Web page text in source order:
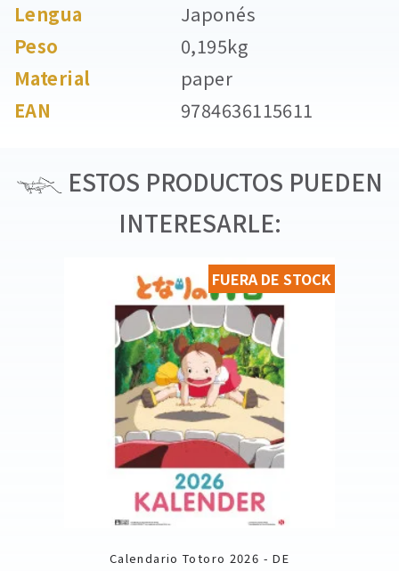
Lengua
Japonés
Peso
0,195kg
Material
paper
EAN
9784636115611
ESTOS PRODUCTOS PUEDEN
INTERESARLE:
Calendario Totoro 2026 - DE
FUERA DE STOCK